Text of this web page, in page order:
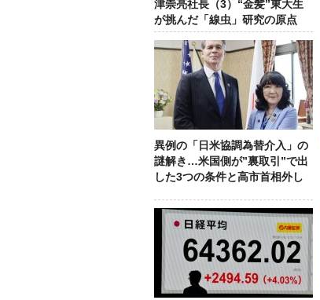
津崇亮社長（3）“金髪”東大生
が挑んだ「線虫」研究の原点
異例の「日米協調為替介入」の
謎解き…米国側が”裏取引”で出
した3つの条件と高市首相外し